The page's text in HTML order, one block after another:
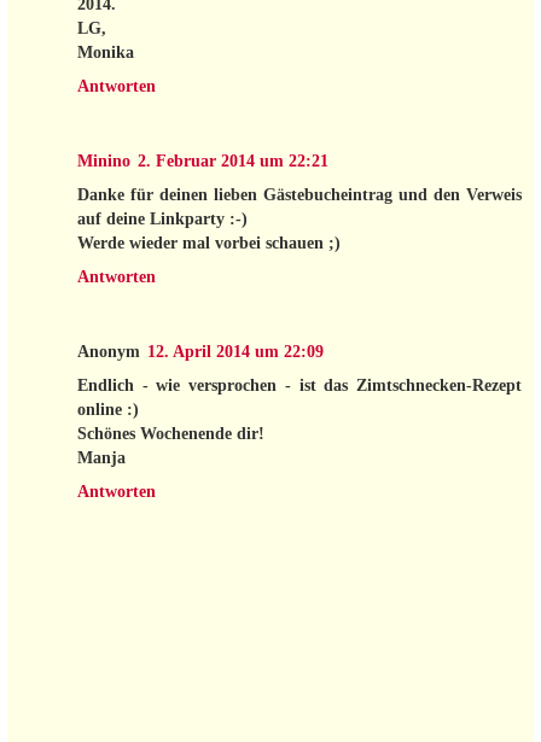
LG,
Monika
Antworten
Minino 2. Februar 2014 um 22:21
Danke für deinen lieben Gästebucheintrag und den Verweis
auf deine Linkparty :-)
Werde wieder mal vorbei schauen ;)
Antworten
Anonym 12. April 2014 um 22:09
Endlich - wie versprochen - ist das Zimtschnecken-Rezept
online :)
Schönes Wochenende dir!
Manja
Antworten